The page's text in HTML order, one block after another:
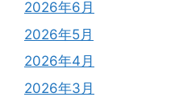
2026年6月
2026年5月
2026年4月
2026年3月